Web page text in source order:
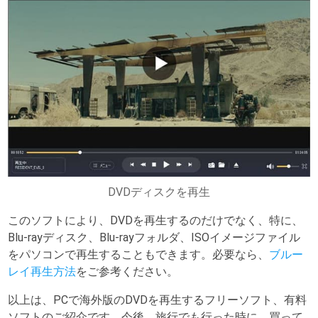
DVDディスクを再生
このソフトにより、DVDを再生するのだけでなく、特に、
Blu-rayディスク、Blu-rayフォルダ、ISOイメージファイル
をパソコンで再生することもできます。必要なら、 ブルー
レイ再生方法をご参考ください。
以上は、PCで海外版のDVDを再生するフリーソフト、有料